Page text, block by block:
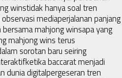
winstidak hanya soal tren
mediaperjalanan panjang
mahjong winsapa yang
mahjong wins terus
sorotan baru seiring
ketika baccarat menjadi
dunia digitalpergeseran tren